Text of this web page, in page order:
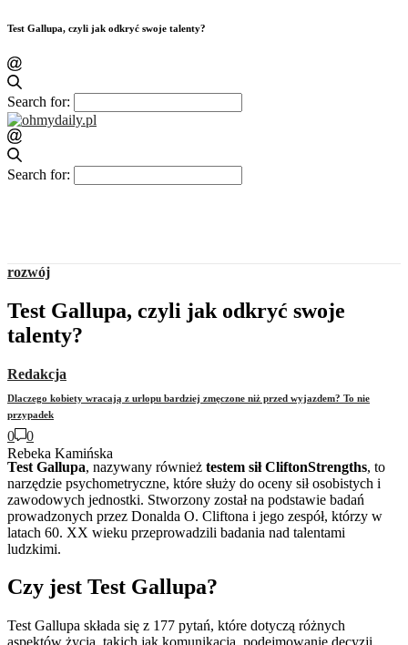
Test Gallupa, czyli jak odkryć swoje talenty?
Search for:
Search for:
Dlaczego kobiety wracają z urlopu bardziej zmęczone niż przed wyjazdem? To nie
przypadek
Rebeka Kamińska
rozwój
Test Gallupa, czyli jak odkryć swoje
talenty?
Redakcja
0
0
Test Gallupa, nazywany również testem sił CliftonStrengths, to
narzędzie psychometryczne, które służy do oceny sił osobistych i
zawodowych jednostki. Stworzony został na podstawie badań
prowadzonych przez Donalda O. Cliftona i jego zespół, którzy w
latach 60. XX wieku przeprowadzili badania nad talentami
ludzkimi.
Czy jest Test Gallupa?
Test Gallupa składa się z 177 pytań, które dotyczą różnych